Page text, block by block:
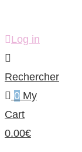
Log in
Rechercher
0 My
Cart
0.00€